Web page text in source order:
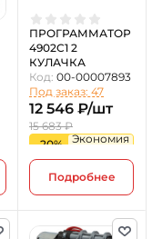
ПРОГРАММАТОР
4902C1 2
КУЛАЧКА
Код: 00-00007893
Под заказ: 47
12 546 ₽/шт
15 683 ₽
-20%
Экономия
3 137 ₽
Подробнее